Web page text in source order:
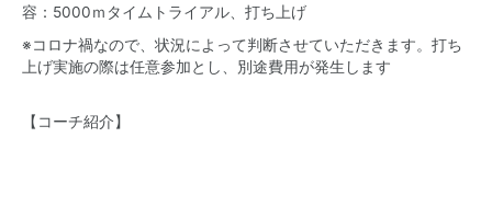
容：5000ｍタイムトライアル、打ち上げ
※コロナ禍なので、状況によって判断させていただきます。打ち
上げ実施の際は任意参加とし、別途費用が発生します
【コーチ紹介】